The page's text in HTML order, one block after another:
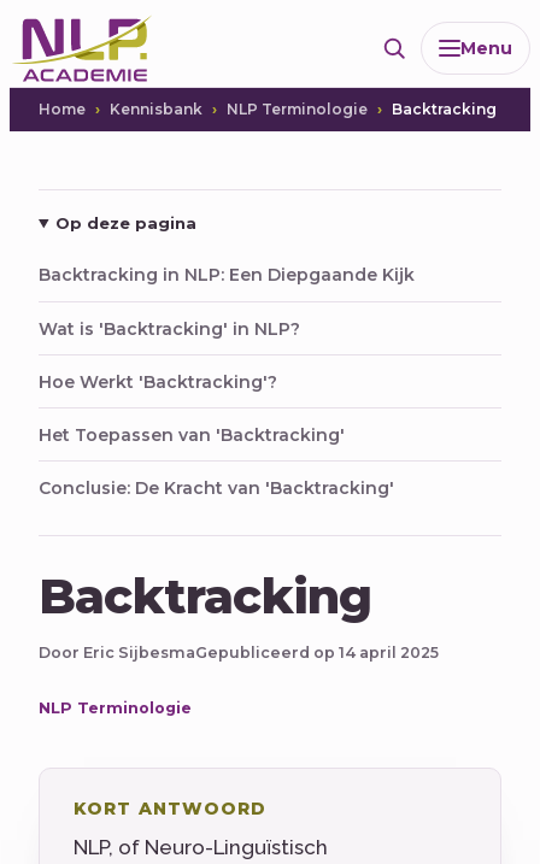
Ga
naar
de
inhoud
Menu
Home Kennisbank NLP Terminologie Backtracking
Op deze pagina
Backtracking in NLP: Een Diepgaande Kijk
Wat is 'Backtracking' in NLP?
Hoe Werkt 'Backtracking'?
Het Toepassen van 'Backtracking'
Conclusie: De Kracht van 'Backtracking'
Backtracking
Door Eric SijbesmaGepubliceerd op 14 april 2025
NLP Terminologie
KORT ANTWOORD
NLP, of Neuro-Linguïstisch